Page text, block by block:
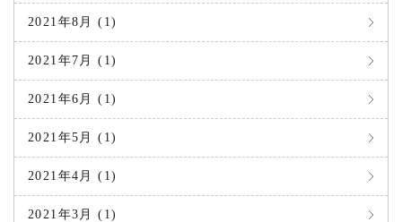
2021年8月 (1)
2021年7月 (1)
2021年6月 (1)
2021年5月 (1)
2021年4月 (1)
2021年3月 (1)